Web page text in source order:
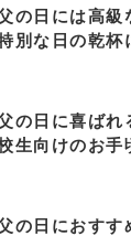
の日には高級
別な日の乾杯
の日に喜ばれ
生向けのお手
の日におすす